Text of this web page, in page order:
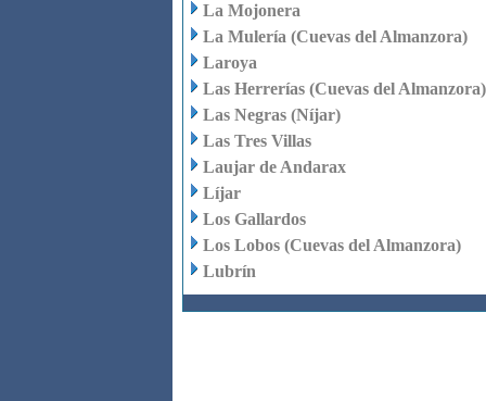
La Mojonera
La Mulería (Cuevas del Almanzora)
Laroya
Las Herrerías (Cuevas del Almanzora)
Las Negras (Níjar)
Las Tres Villas
Laujar de Andarax
Líjar
Los Gallardos
Los Lobos (Cuevas del Almanzora)
Lubrín